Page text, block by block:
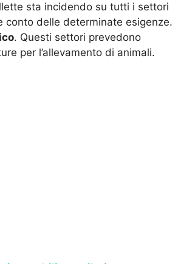
sta incidendo su tutti i settori
conto delle determinate esigenze.
. Questi settori prevedono
per l’allevamento di animali.